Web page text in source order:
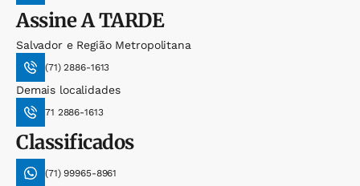
AssineA TARDE
Salvador e Região Metropolitana
(71) 2886-1613
Demais localidades
71 2886-1613
Classificados
(71) 99965-8961